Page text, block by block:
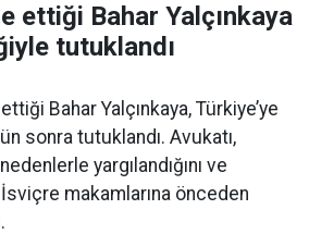
ettiği Bahar Yalçınkaya
tutuklandı
ettiği Bahar Yalçınkaya, Türkiye’ye
sonra tutuklandı. Avukatı,
yargılandığını ve
makamlarına önceden